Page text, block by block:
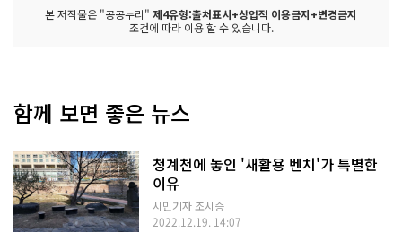
본 저작물은 "공공누리" 제4유형:출처표시+상업적 이용금지+변경금지
조건에 따라 이용 할 수 있습니다.
함께 보면 좋은 뉴스
청계천에 놓인 '새활용 벤치'가 특별한
이유
시민기자 조시승
2022.12.19. 14:07